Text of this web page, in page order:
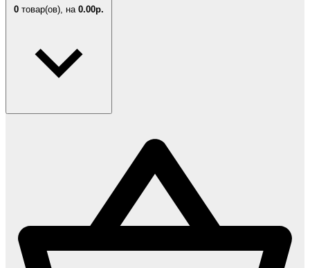
0 товар(ов), на 0.00р.